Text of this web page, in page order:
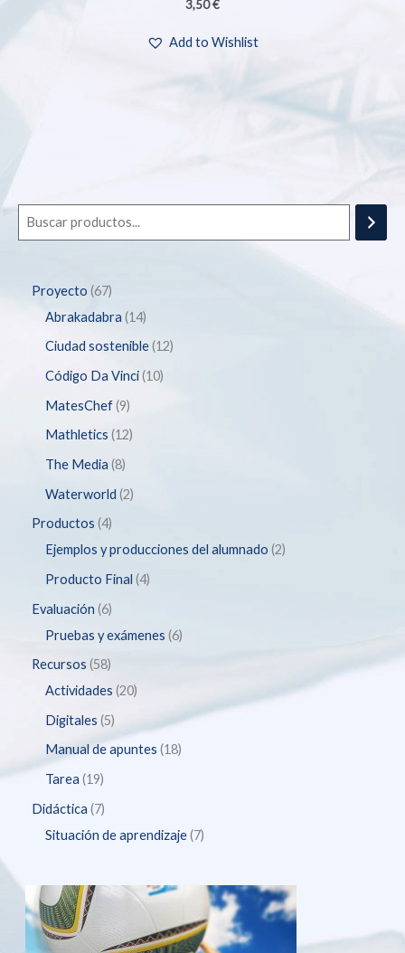
Proyecto 67
Abrakadabra 14
Ciudad sostenible 12
Código Da Vinci 10
MatesChef 9
Mathletics 12
The Media 8
Waterworld 2
Productos 4
Ejemplos y producciones del alumnado 2
Producto Final 4
Evaluación 6
Pruebas y exámenes 6
Recursos 58
Actividades 20
Digitales 5
Manual de apuntes 18
Tarea 19
Didáctica 7
Situación de aprendizaje 7
3,50€
Add to Wishlist